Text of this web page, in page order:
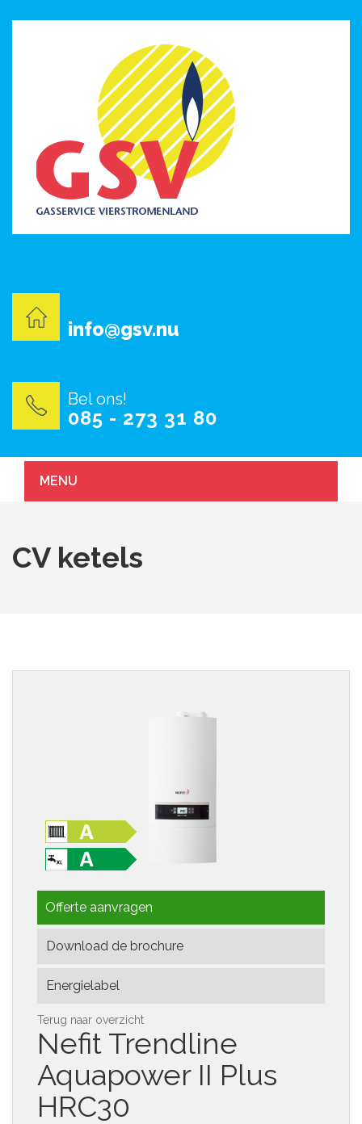
info@gsv.nu
Bel ons!
085 - 273 31 80
MENU
CV ketels
Offerte aanvragen
Download de brochure
Energielabel
Terug naar overzicht
Nefit Trendline
Aquapower II Plus
HRC30